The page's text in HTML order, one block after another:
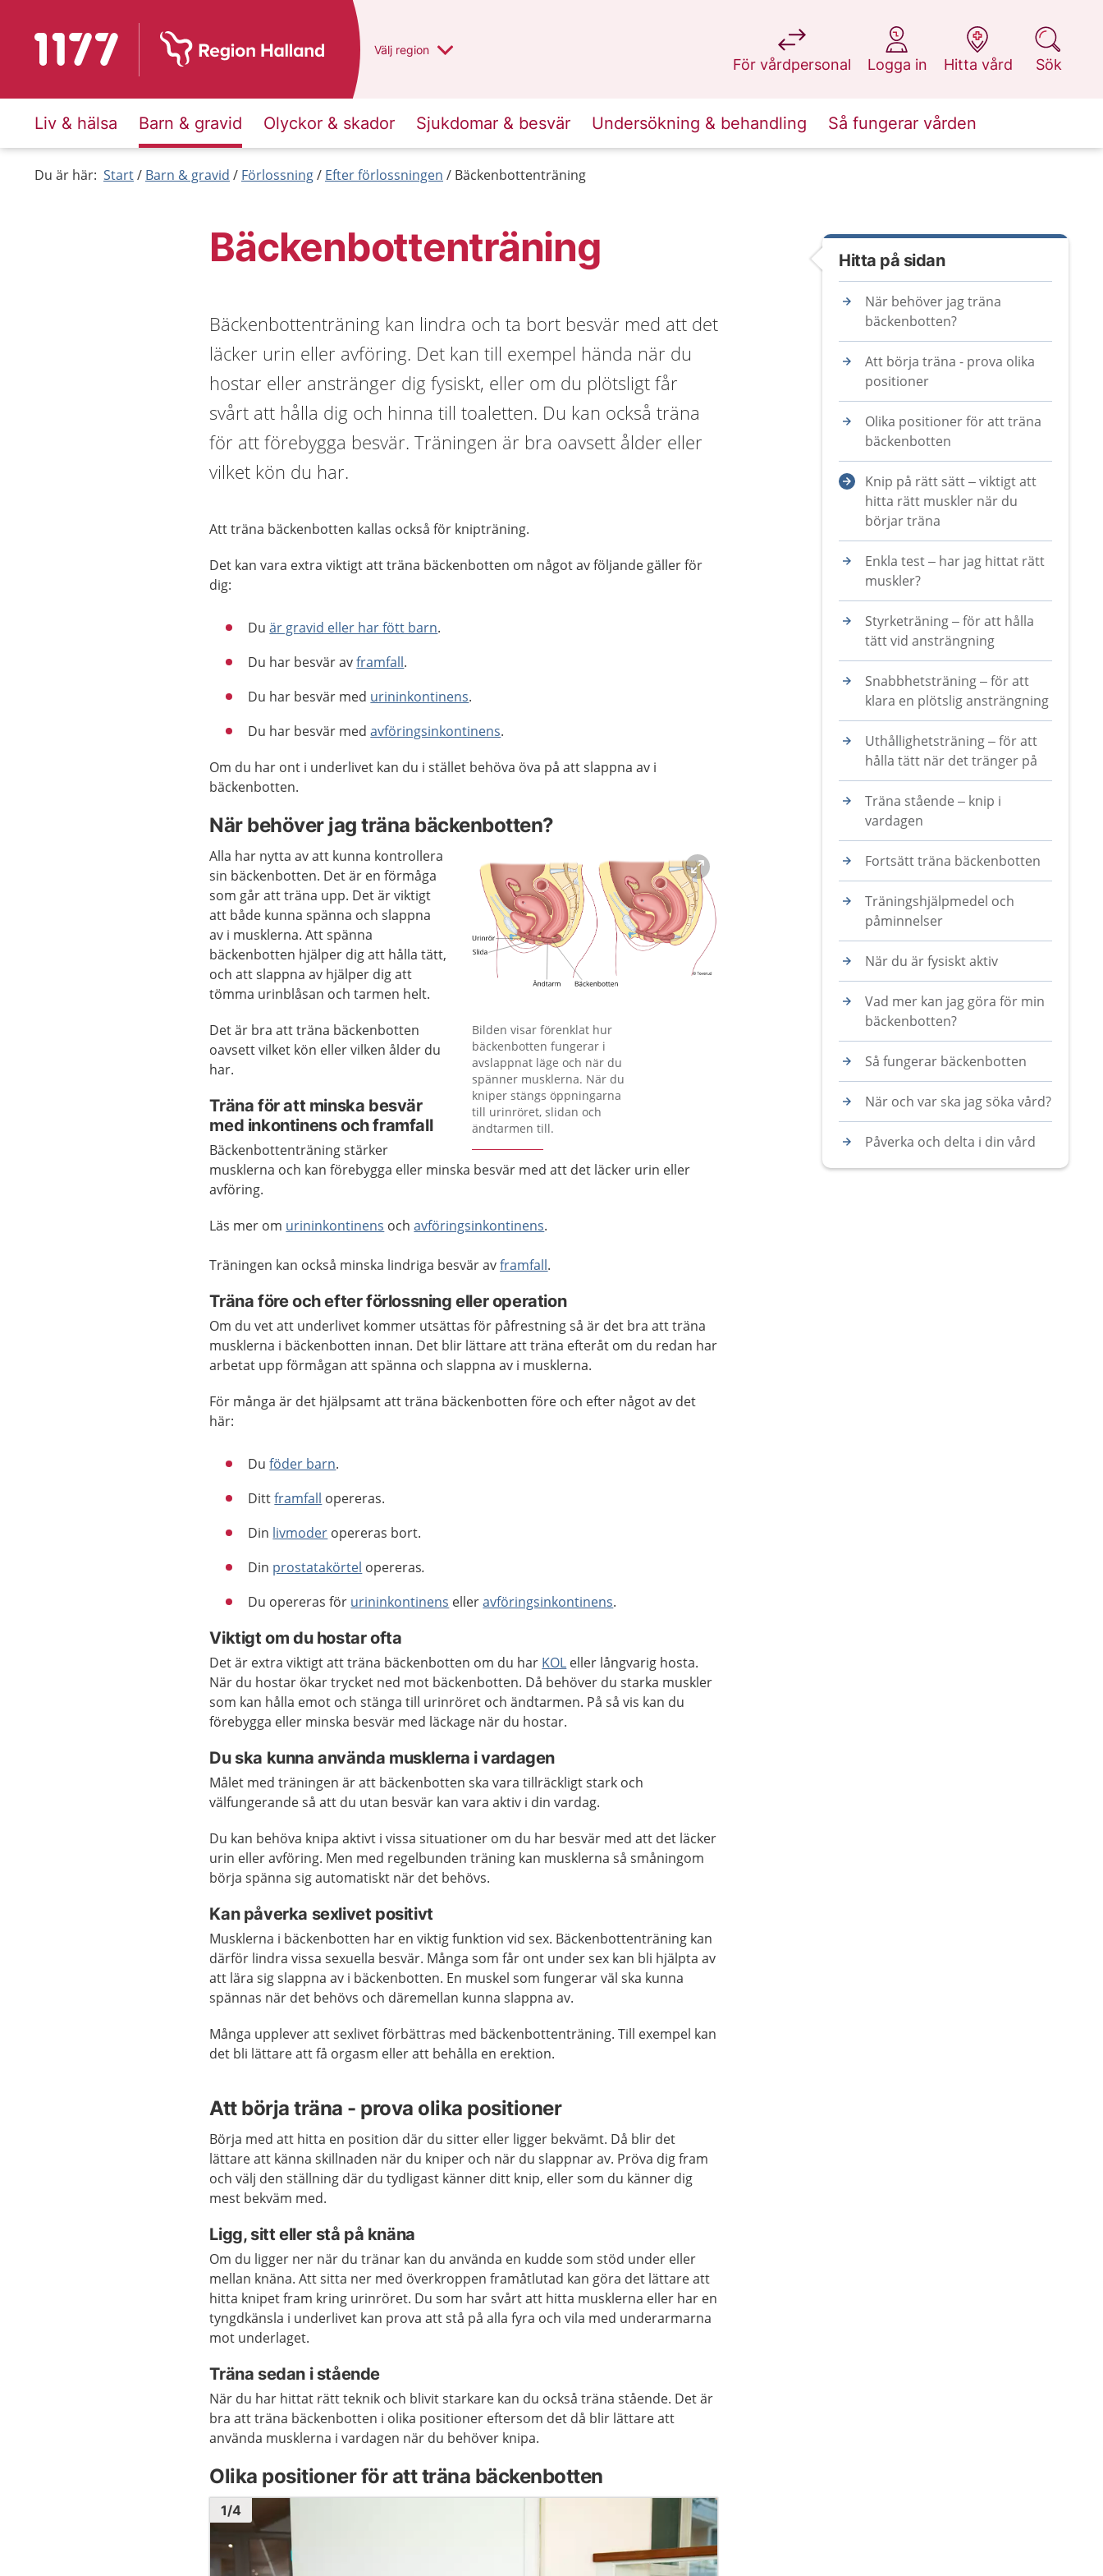
Till startsidan för 1177 Du har valt region
Välj en annan
region
För vårdpersonal
på 1177.se
Logga in
på 1177.se
Hitta vård
på 1177.se
Sök
på 1177.se
Liv & hälsa Barn & gravid Olyckor & skador Sjukdomar & besvär Undersökning & behandling Så fungerar vården
Du är här: Start Barn & gravid Förlossning Efter förlossningen Bäckenbottenträning
Bäckenbottenträning
Bäckenbottenträning kan lindra och ta bort besvär med att det
läcker urin eller avföring. Det kan till exempel hända när du
hostar eller anstränger dig fysiskt, eller om du plötsligt får
svårt att hålla dig och hinna till toaletten. Du kan också träna
för att förebygga besvär. Träningen är bra oavsett ålder eller
vilket kön du har.
Att träna bäckenbotten kallas också för knipträning.
Det kan vara extra viktigt att träna bäckenbotten om något av följande gäller för
dig:
Duär gravid eller har fött barn.
Du har besvär avframfall.
Du har besvär med urininkontinens.
Du har besvär medavföringsinkontinens.
Om du har ont i underlivet kan du i stället behöva öva på att slappna av i
bäckenbotten.
När behöver jag träna bäckenbotten?
Förstora bilden
Bilden visar förenklat hur
bäckenbotten fungerar i
avslappnat läge och när du
spänner musklerna. När du
kniper stängs öppningarna
till urinröret, slidan och
ändtarmen till.
Alla har nytta av att kunna kontrollera
sin bäckenbotten. Det är en förmåga
som går att träna upp. Det är viktigt
att både kunna spänna och slappna
av i musklerna. Att spänna
bäckenbotten hjälper dig att hålla tätt,
och att slappna av hjälper dig att
tömma urinblåsan och tarmen helt.
Det är bra att träna bäckenbotten
oavsett vilket kön eller vilken ålder du
har.
Träna för att minska besvär
med inkontinens och framfall
Bäckenbottenträning stärker
musklerna och kan förebygga eller minska besvär med att det läcker urin eller
avföring.
Läs mer om urininkontinens ochavföringsinkontinens.
Träningen kan också minska lindriga besvär avframfall.
Träna före och efter förlossning eller operation
Om du vet att underlivet kommer utsättas för påfrestning så är det bra att träna
musklerna i bäckenbotten innan. Det blir lättare att träna efteråt om du redan har
arbetat upp förmågan att spänna och slappna av i musklerna.
För många är det hjälpsamt att träna bäckenbotten före och efter något av det
här:
Duföder barn.
Dittframfall opereras.
Din livmoder opereras bort.
Din prostatakörtel opereras.
Du opereras för urininkontinens elleravföringsinkontinens.
Viktigt om du hostar ofta
Det är extra viktigt att träna bäckenbotten om du har KOL eller långvarig hosta.
När du hostar ökar trycket ned mot bäckenbotten. Då behöver du starka muskler
som kan hålla emot och stänga till urinröret och ändtarmen. På så vis kan du
förebygga eller minska besvär med läckage när du hostar.
Du ska kunna använda musklerna i vardagen
Målet med träningen är att bäckenbotten ska vara tillräckligt stark och
välfungerande så att du utan besvär kan vara aktiv i din vardag.
Du kan behöva knipa aktivt i vissa situationer om du har besvär med att det läcker
urin eller avföring. Men med regelbunden träning kan musklerna så småningom
börja spänna sig automatiskt när det behövs.
Kan påverka sexlivet positivt
Musklerna i bäckenbotten har en viktig funktion vid sex. Bäckenbottenträning kan
därför lindra vissa sexuella besvär. Många som får ont under sex kan bli hjälpta av
att lära sig slappna av i bäckenbotten. En muskel som fungerar väl ska kunna
spännas när det behövs och däremellan kunna slappna av.
Många upplever att sexlivet förbättras med bäckenbottenträning. Till exempel kan
det bli lättare att få orgasm eller att behålla en erektion.
Att börja träna - prova olika positioner
Börja med att hitta en position där du sitter eller ligger bekvämt. Då blir det
lättare att känna skillnaden när du kniper och när du slappnar av. Pröva dig fram
och välj den ställning där du tydligast känner ditt knip, eller som du känner dig
mest bekväm med.
Ligg, sitt eller stå på knäna
Om du ligger ner när du tränar kan du använda en kudde som stöd under eller
mellan knäna. Att sitta ner med överkroppen framåtlutad kan göra det lättare att
hitta knipet fram kring urinröret. Du som har svårt att hitta musklerna eller har en
tyngdkänsla i underlivet kan prova att stå på alla fyra och vila med underarmarna
mot underlaget.
Träna sedan i stående
När du har hittat rätt teknik och blivit starkare kan du också träna stående. Det är
bra att träna bäckenbotten i olika positioner eftersom det då blir lättare att
använda musklerna i vardagen när du behöver knipa.
Olika positioner för att träna bäckenbotten
Bild1
1/4
Hitta på sidan
När behöver jag träna
bäckenbotten?
Att börja träna - prova olika
positioner
Olika positioner för att träna
bäckenbotten
Knip på rätt sätt – viktigt att
hitta rätt muskler när du
börjar träna
Enkla test – har jag hittat rätt
muskler?
Styrketräning – för att hålla
tätt vid ansträngning
Snabbhetsträning – för att
klara en plötslig ansträngning
Uthållighetsträning – för att
hålla tätt när det tränger på
Träna stående – knip i
vardagen
Fortsätt träna bäckenbotten
Träningshjälpmedel och
påminnelser
När du är fysiskt aktiv
Vad mer kan jag göra för min
bäckenbotten?
Så fungerar bäckenbotten
När och var ska jag söka vård?
Påverka och delta i din vård